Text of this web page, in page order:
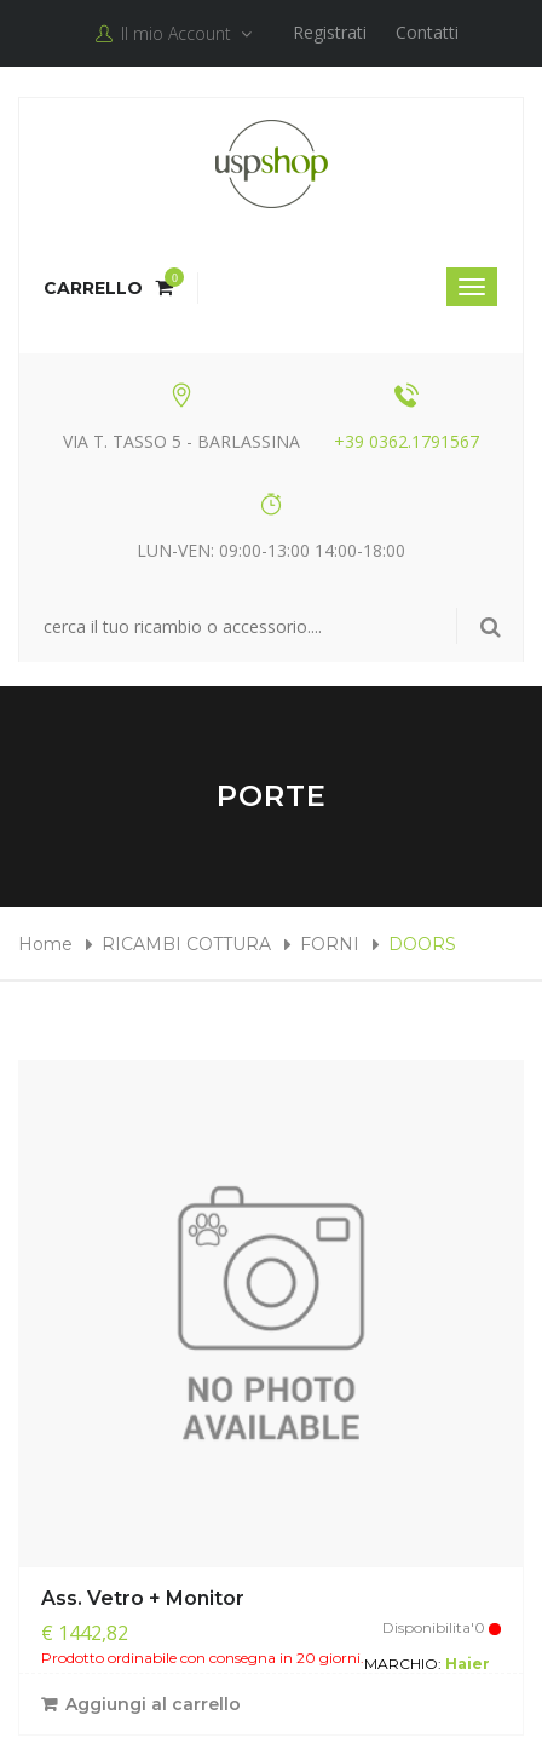
Il mio Account Registrati Contatti
CARRELLO 0
VIA T. TASSO 5 - BARLASSINA +39 0362.1791567
LUN-VEN: 09:00-13:00 14:00-18:00
PORTE
Home RICAMBI COTTURA FORNI DOORS
Ass. Vetro + Monitor
€ 1442,82
Disponibilita'0
Prodotto ordinabile con consegna in 20 giorni.MARCHIO: Haier
Aggiungi al carrello